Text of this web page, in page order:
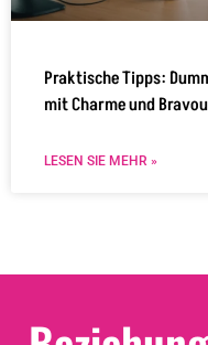
Praktische Tipps:
mit Charme und
LESEN SIE MEHR »